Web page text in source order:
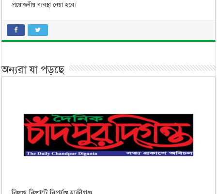
প্রয়োজনীয় ব্যবস্থা নেয়া হবে।
অন্যরা যা পড়ছে